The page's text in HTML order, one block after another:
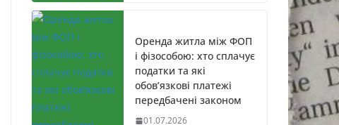
Оренда житла між ФОП
і фізособою: хто сплачує
податки та які
обов’язкові платежі
передбачені законом
01.07.2026